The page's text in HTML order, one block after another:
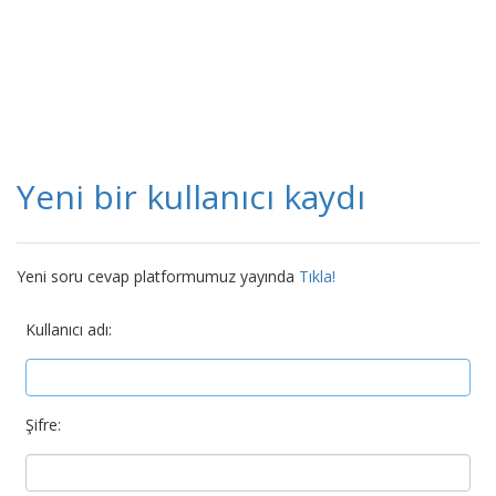
Yeni bir kullanıcı kaydı
Yeni soru cevap platformumuz yayında Tıkla!
Kullanıcı adı:
Şifre: